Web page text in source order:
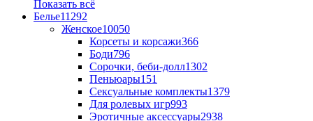
Показать всё
Белье11292
Женское10050
Корсеты и корсажи366
Боди796
Сорочки, беби-долл1302
Пеньюары151
Сексуальные комплекты1379
Для ролевых игр993
Эротичные аксессуары2938